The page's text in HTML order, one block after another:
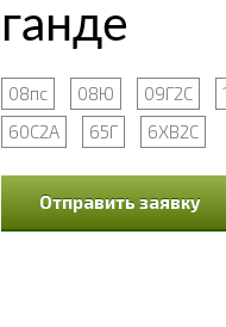
08пс 08Ю 09Г2С
60С2А
65Г 6ХВ2С
Отправить заявку